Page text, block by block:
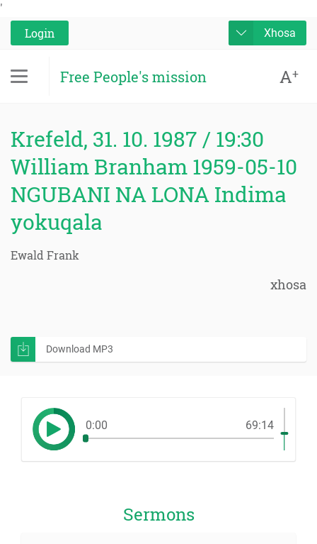
'
Login
Xhosa
Free People's mission A+
Krefeld, 31. 10. 1987 / 19:30
William Branham 1959-05-10
NGUBANI NA LONA Indima
yokuqala
Ewald Frank
xhosa
Download MP3
0:00 69:14
Sermons